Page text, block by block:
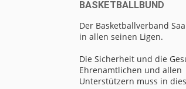
BASKETBALLBUND
Der Basketballverband
in allen seinen Ligen.
Die Sicherheit und die
Ehrenamtlichen und allen
Unterstützern muss in